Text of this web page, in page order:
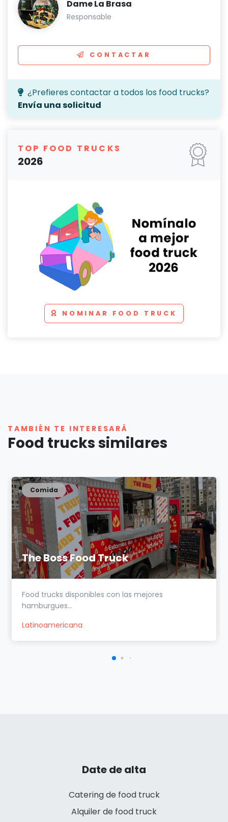
Dame La Brasa
Responsable
CONTACTAR
¿Prefieres contactar a todos los food trucks?
Envía una solicitud
TOP FOOD TRUCKS
2026
NOMINAR FOOD TRUCK
TAMBIÉN TE INTERESARÁ
Food trucks similares
The Boss Food Truck
Comida
Food trucks disponibles con las mejores
hamburgues...
Latinoamericana
Date de alta
Catering de food truck
Alquiler de food truck